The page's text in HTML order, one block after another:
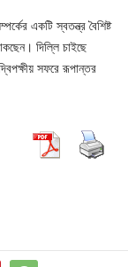
একটি স্বতন্ত্র বৈশিষ্ট
দিল্লি চাইছে
সফরে রূপান্তর